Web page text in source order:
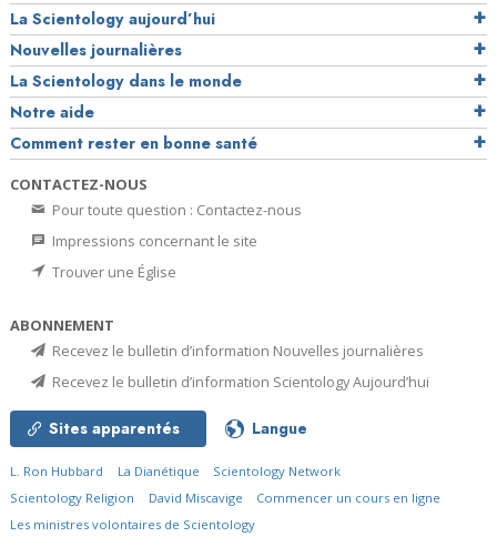
La Scientology aujourd’hui
Nouvelles journalières
La Scientology dans le monde
Notre aide
Comment rester en bonne santé
CONTACTEZ-NOUS
Pour toute question : Contactez-nous
Impressions concernant le site
Trouver une Église
ABONNEMENT
Recevez le bulletin d’information Nouvelles journalières
Recevez le bulletin d’information Scientology Aujourd’hui
Sites apparentés Langue
L. Ron Hubbard La Dianétique
Scientology Network
Scientology Religion
David Miscavige
Commencer un cours en ligne
Les ministres volontaires de Scientology